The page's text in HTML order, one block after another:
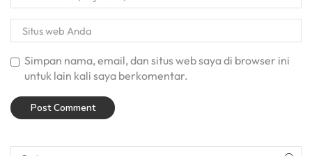
Simpan nama, email, dan situs web saya di browser ini
untuk lain kali saya berkomentar.